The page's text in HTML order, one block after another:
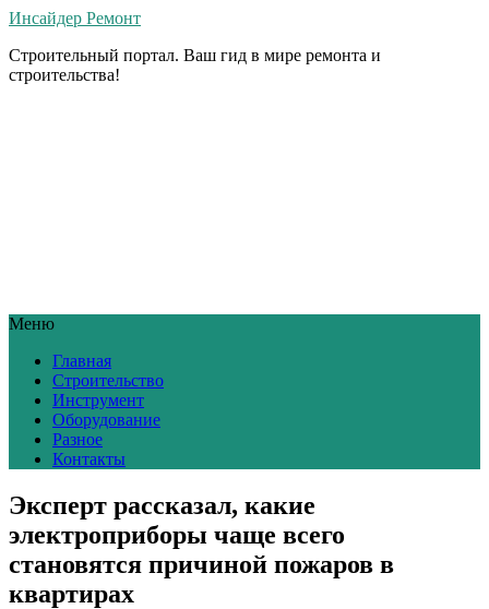
Инсайдер Ремонт
Строительный портал. Ваш гид в мире ремонта и
строительства!
Меню
Главная
Строительство
Инструмент
Оборудование
Разное
Контакты
Эксперт рассказал, какие
электроприборы чаще всего
становятся причиной пожаров в
квартирах